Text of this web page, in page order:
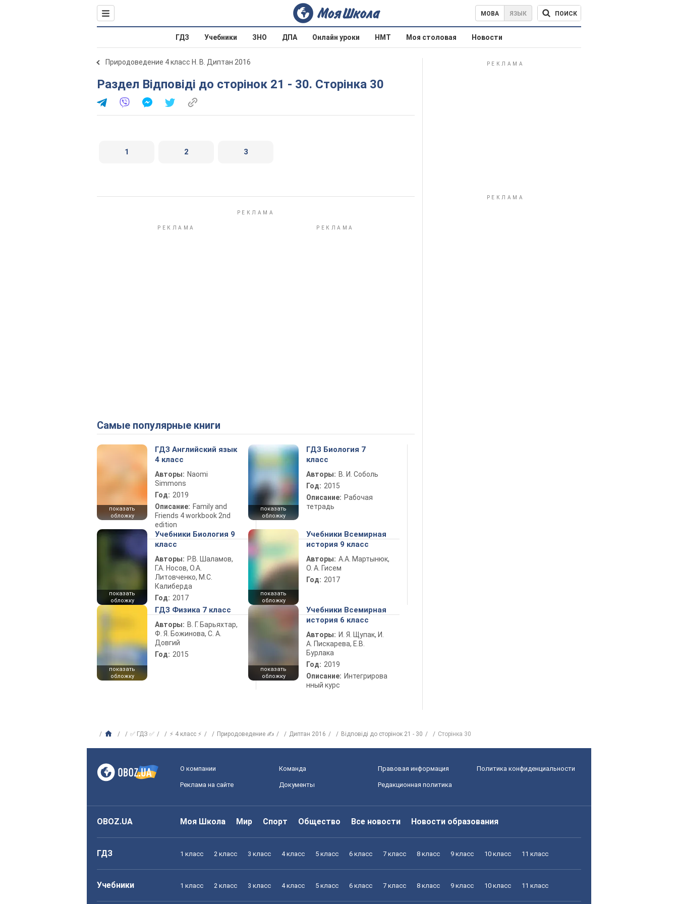
МОВА ЯЗЫК ПОИСК
ГДЗ Учебники ЗНО ДПА Онлайн уроки НМТ Моя столовая Новости
Природоведение 4 класс Н. В. Диптан 2016
Раздел Відповіді до сторінок 21 - 30. Сторінка 30
1 2 3
Самые популярные книги
показать
обложку
ГДЗ Английский язык
4 класс
Авторы: Naomi
Simmons
Год: 2019
Описание: Family and
Friends 4 workbook 2nd
edition
показать
обложку
ГДЗ Биология 7
класс
Авторы: В. И. Соболь
Год: 2015
Описание: Рабочая
тетрадь
показать
обложку
Учебники Биология 9
класс
Авторы: Р.В. Шаламов,
Г.А. Носов, О.А.
Литовченко, М.С.
Калиберда
Год: 2017
показать
обложку
Учебники Всемирная
история 9 класс
Авторы: А.А. Мартынюк,
О. А. Гисем
Год: 2017
показать
обложку
ГДЗ Физика 7 класс
Авторы: В. Г. Барьяхтар,
Ф. Я. Божинова, С. А.
Довгий
Год: 2015
показать
обложку
Учебники Всемирная
история 6 класс
Авторы: И. Я. Щупак, И.
А. Пискарева, Е.В.
Бурлака
Год: 2019
Описание: Интегрирова
нный курс
✅ ГДЗ ✅ ⚡ 4 класс ⚡ Природоведение ✍ Диптан 2016 Відповіді до сторінок 21 - 30 Сторінка 30
О компании Команда Правовая информация Политика конфиденциальности
Реклама на сайте Документы Редакционная политика
OBOZ.UA Моя Школа Мир Спорт Общество Все новости Новости образования
ГДЗ 1 класс 2 класс 3 класс 4 класс 5 класс 6 класс 7 класс 8 класс 9 класс 10 класс 11 класс
Учебники 1 класс 2 класс 3 класс 4 класс 5 класс 6 класс 7 класс 8 класс 9 класс 10 класс 11 класс